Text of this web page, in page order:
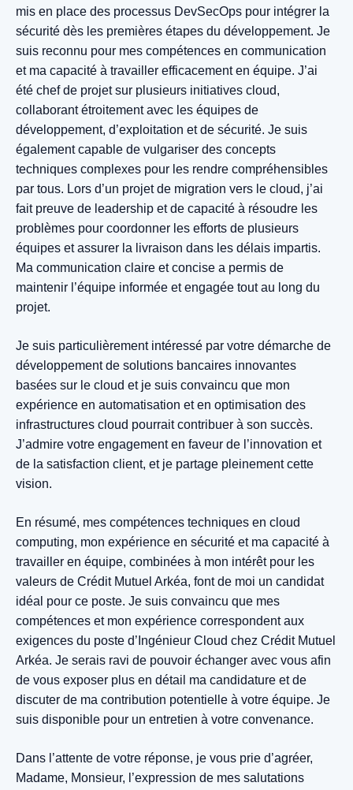
mis en place des processus DevSecOps pour intégrer la
sécurité dès les premières étapes du développement. Je
suis reconnu pour mes compétences en communication
et ma capacité à travailler efficacement en équipe. J’ai
été chef de projet sur plusieurs initiatives cloud,
collaborant étroitement avec les équipes de
développement, d’exploitation et de sécurité. Je suis
également capable de vulgariser des concepts
techniques complexes pour les rendre compréhensibles
par tous. Lors d’un projet de migration vers le cloud, j’ai
fait preuve de leadership et de capacité à résoudre les
problèmes pour coordonner les efforts de plusieurs
équipes et assurer la livraison dans les délais impartis.
Ma communication claire et concise a permis de
maintenir l’équipe informée et engagée tout au long du
projet.
Je suis particulièrement intéressé par votre démarche de
développement de solutions bancaires innovantes
basées sur le cloud et je suis convaincu que mon
expérience en automatisation et en optimisation des
infrastructures cloud pourrait contribuer à son succès.
J’admire votre engagement en faveur de l’innovation et
de la satisfaction client, et je partage pleinement cette
vision.
En résumé, mes compétences techniques en cloud
computing, mon expérience en sécurité et ma capacité à
travailler en équipe, combinées à mon intérêt pour les
valeurs de Crédit Mutuel Arkéa, font de moi un candidat
idéal pour ce poste. Je suis convaincu que mes
compétences et mon expérience correspondent aux
exigences du poste d’Ingénieur Cloud chez Crédit Mutuel
Arkéa. Je serais ravi de pouvoir échanger avec vous afin
de vous exposer plus en détail ma candidature et de
discuter de ma contribution potentielle à votre équipe. Je
suis disponible pour un entretien à votre convenance.
Dans l’attente de votre réponse, je vous prie d’agréer,
Madame, Monsieur, l’expression de mes salutations